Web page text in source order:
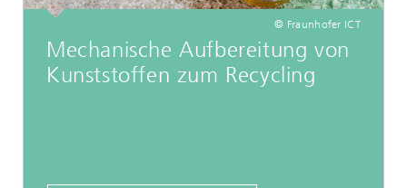
© Fraunhofer ICT
Mechanische Aufbereitung von
Kunststoffen zum Recycling